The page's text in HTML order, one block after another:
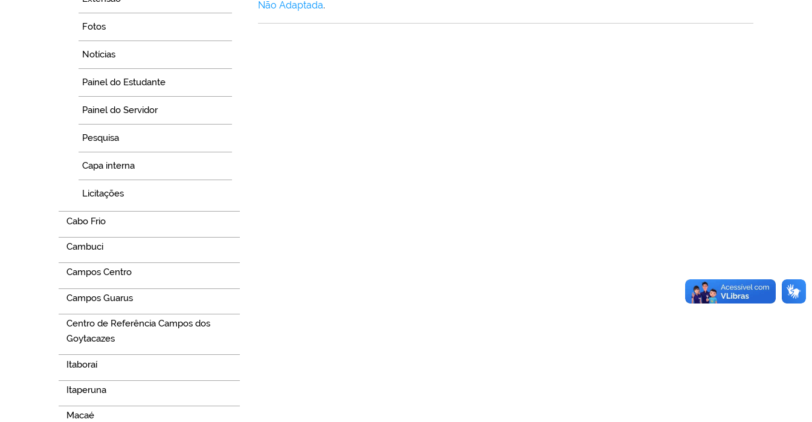
Fotos
Notícias
Painel do Estudante
Painel do Servidor
Pesquisa
Capa interna
Licitações
Cabo Frio
Cambuci
Campos Centro
Campos Guarus
Centro de Referência Campos dos
Goytacazes
Itaboraí
Itaperuna
Macaé
Não Adaptada.